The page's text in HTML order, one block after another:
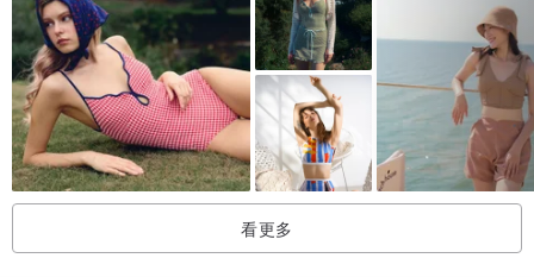
❏ 泰國自家製作，於無血汗工廠生產。♡
看更多